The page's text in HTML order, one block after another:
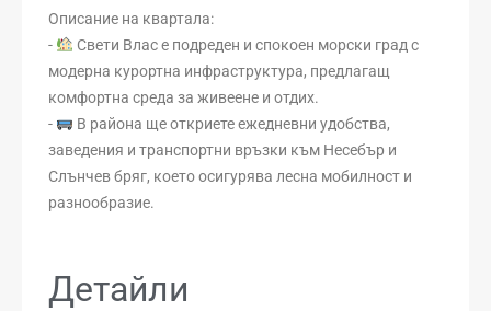
Описание на квартала:
-
Свети Влас е подреден и спокоен морски град с
модерна курортна инфраструктура, предлагащ
комфортна среда за живеене и отдих.
-
В района ще откриете ежедневни удобства,
заведения и транспортни връзки към Несебър и
Слънчев бряг, което осигурява лесна мобилност и
разнообразие.
Детайли